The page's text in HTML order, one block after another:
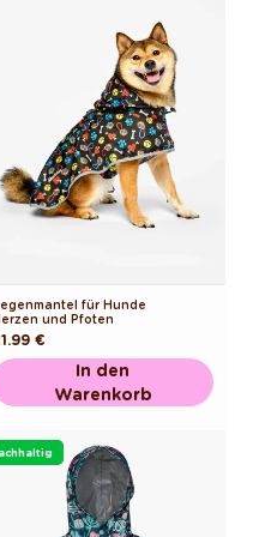
für Hunde
und Pfoten
Preis
€
In den
Warenkorb